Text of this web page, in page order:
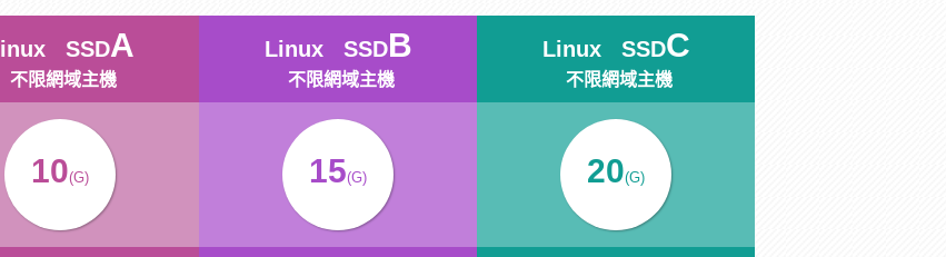
SSDA
不限網域主機
10(G)
Linux SSDB
不限網域主機
15(G)
Linux SSDC
不限網域主機
20(G)